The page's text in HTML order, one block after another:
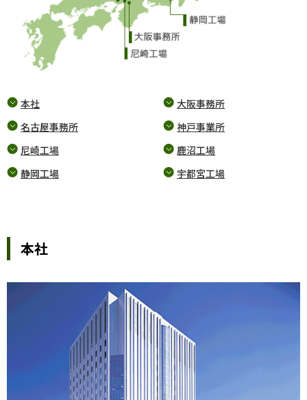
本社
大阪事務所
名古屋事務所
神戸事業所
尼崎工場
鹿沼工場
静岡工場
宇都宮工場
本社